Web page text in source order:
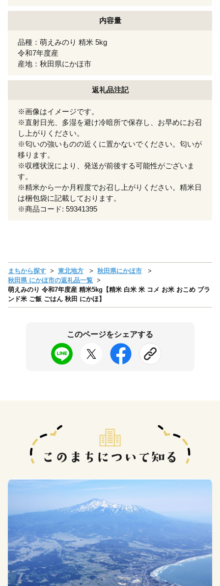
内容量
品種：萌えみのり 精米 5kg
令和7年度産
産地：秋田県にかほ市
返礼品注記
※画像はイメージです。
※直射日光、多湿を避け冷暗所で保存し、お早めにお召
し上がりください。
※匂いの強いものの近くに置かないでください。匂いが
移ります。
※収穫状況により、発送が前後する可能性がございま
す。
※精米から一か月程度でお召し上がりください。精米日
は梱包袋に記載しております。
※商品コード: 59341395
まちから探す 東北地方
秋田県にかほ市
秋田県 にかほ市の返礼品一覧
萌えみのり 令和7年度産 精米5kg【精米 白米 米 コメ お米 おこめ ブラ
ンド米 ご飯 ごはん 秋田 にかほ】
このページをシェアする